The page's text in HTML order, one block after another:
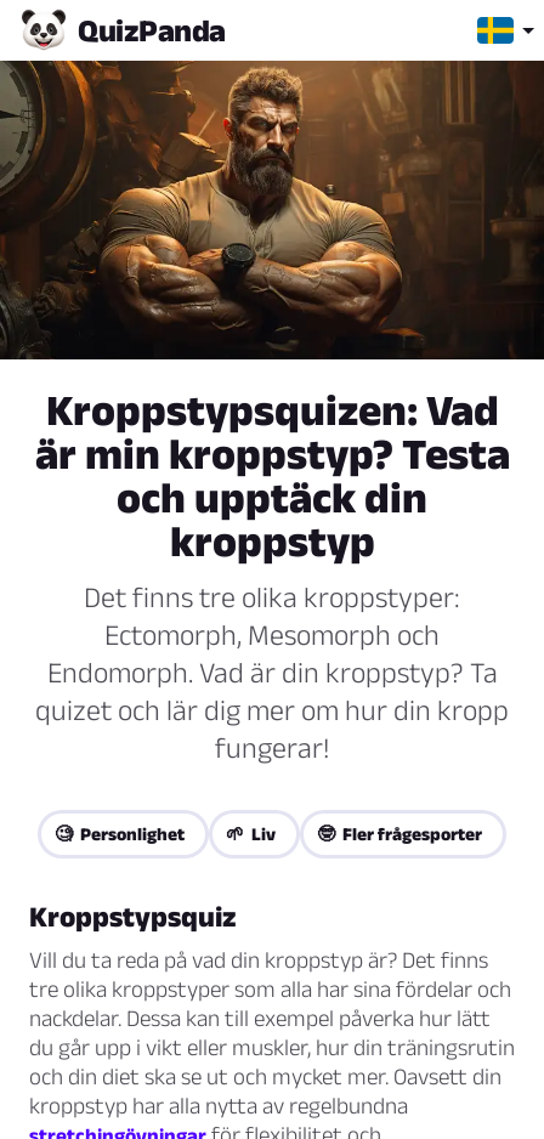
QuizPanda
Kroppstypsquizen: Vad
är min kroppstyp? Testa
och upptäck din
kroppstyp
Det finns tre olika kroppstyper:
Ectomorph, Mesomorph och
Endomorph. Vad är din kroppstyp? Ta
quizet och lär dig mer om hur din kropp
fungerar!
🧐 Personlighet 🌱 Liv 🤓 Fler frågesporter
Kroppstypsquiz
Vill du ta reda på vad din kroppstyp är? Det finns
tre olika kroppstyper som alla har sina fördelar och
nackdelar. Dessa kan till exempel påverka hur lätt
du går upp i vikt eller muskler, hur din träningsrutin
och din diet ska se ut och mycket mer. Oavsett din
kroppstyp har alla nytta av regelbundna